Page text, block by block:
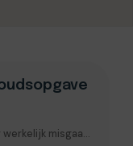
Wat er werkelijk misgaat in de voegen tijdens reinigen